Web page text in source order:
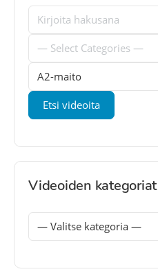
Videoiden kategoriat